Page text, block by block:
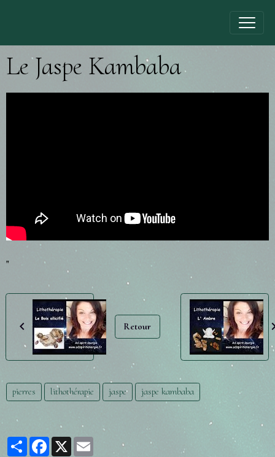
Le Jaspe Kambaba
"
Retour
pierres lithothérapie jaspe jaspe kambaba
PartagerFacebook
X